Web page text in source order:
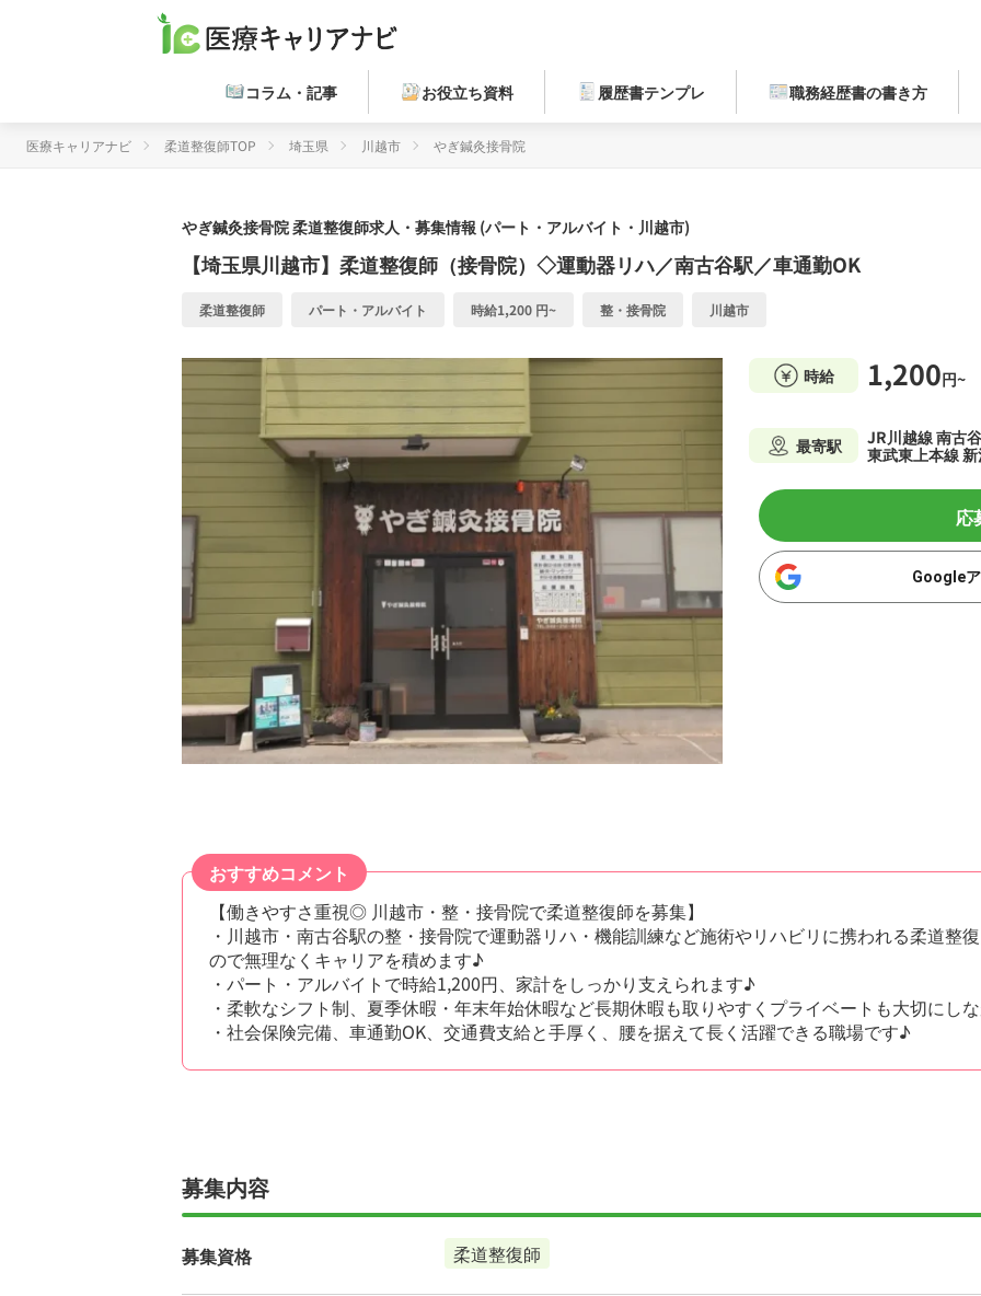
コラム・記事 お役立ち資料 履歴書テンプレ 職務経歴書の書き方
医療キャリアナビ 柔道整復師TOP 埼玉県 川越市 やぎ鍼灸接骨院
やぎ鍼灸接骨院柔道整復師求人・募集情報 (パート・アルバイト・川越市)
【埼玉県川越市】柔道整復師（接骨院）◇運動器リハ／南古谷駅／車通勤OK
柔道整復師 パート・アルバイト 時給1,200 円~ 整・接骨院 川越市
時給 1,200円~
最寄駅
JR川越線 南古
東武東上本線
応
Google
おすすめコメント
【働きやすさ重視◎ 川越市・整・接骨院で柔道整復師を募集】
・川越市・南古谷駅の整・接骨院で運動器リハ・機能訓練など施術やリハビリに携われる柔道整
ので無理なくキャリアを積めます♪
・パート・アルバイトで時給1,200円、家計をしっかり支えられます♪
・柔軟なシフト制、夏季休暇・年末年始休暇など長期休暇も取りやすくプライベートも大切にし
・社会保険完備、車通勤OK、交通費支給と手厚く、腰を据えて長く活躍できる職場です♪
募集内容
募集資格 柔道整復師